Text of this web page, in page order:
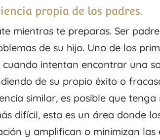
propia de los padres.
mientras te preparas. Ser
de su hijo. Uno de los
cuando intentan encontrar una
de su propio éxito o
similar, es posible que
difícil, esta es un área donde
y amplifican o minimizan las